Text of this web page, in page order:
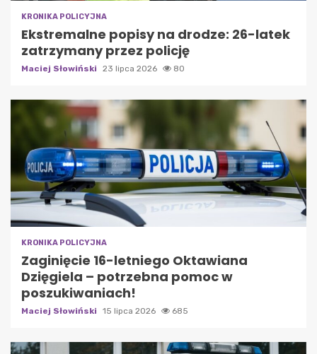
KRONIKA POLICYJNA
Ekstremalne popisy na drodze: 26-latek
zatrzymany przez policję
Maciej Słowiński 23 lipca 2026 80
KRONIKA POLICYJNA
Zaginięcie 16-letniego Oktawiana
Dzięgiela – potrzebna pomoc w
poszukiwaniach!
Maciej Słowiński 15 lipca 2026 685